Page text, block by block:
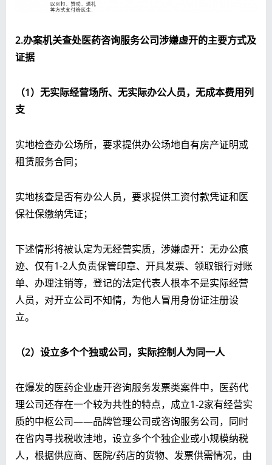
2.办案机关查处医药咨询服务公司涉嫌虚开的主要方式及
证据
（1） 无实际经营场所、无实际办公人员，无成本费用列
支
实地检查办公场所，要求提供办公场地自有房产证明或
租赁服务合同；
实地核查是否有办公人员，要求提供工资付款凭证和医
保社保缴纳凭证；
下述情形将被认定为无经营实质，涉嫌虚开：无办公痕
迹、仅有1-2人负责保管印章、开具发票、领取银行对账
单、办理注销等，登记的法定代表人根本不是实际经营
人员，对开立公司不知情，为他人冒用身份证注册设
立。
（2）设立多个个独或公司，实际控制人为同一人
在爆发的医药企业虚开咨询服务发票类案件中，医药代
理公司还存在一个较为共性的特点，成立1-2家有经营实
质的中枢公司——品牌管理公司或咨询服务公司，同时
在省内寻找税收洼地，设立多个个独企业或小规模纳税
人，根据供应商、医院/药店的货物、发票供需情况，由